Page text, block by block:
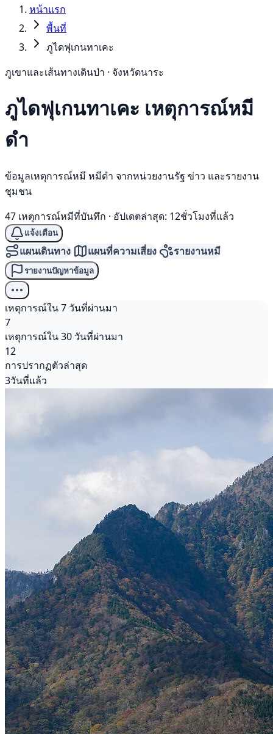
หน้าแรก
พื้นที่
ภูไดฟุเกนทาเคะ
ภูเขาและเส้นทางเดินป่า · จังหวัดนาระ
ภูไดฟุเกนทาเคะ เหตุการณ์หมี
ดำ
ข้อมูลเหตุการณ์หมี หมีดำ จากหน่วยงานรัฐ ข่าว และรายงาน
ชุมชน
47 เหตุการณ์หมีที่บันทึก · อัปเดตล่าสุด: 12ชั่วโมงที่แล้ว
แจ้งเตือน
แผนเดินทาง แผนที่ความเสี่ยง รายงานหมี
รายงานปัญหาข้อมูล
เหตุการณ์ใน 7 วันที่ผ่านมา
7
เหตุการณ์ใน 30 วันที่ผ่านมา
12
การปรากฏตัวล่าสุด
3วันที่แล้ว